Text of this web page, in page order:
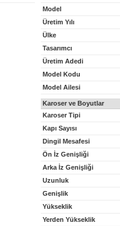
Model
Üretim Yılı
Ülke
Tasarımcı
Üretim Adedi
Model Kodu
Model Ailesi
Karoser ve Boyutlar
Karoser Tipi
Kapı Sayısı
Dingil Mesafesi
Ön İz Genişliği
Arka İz Genişliği
Uzunluk
Genişlik
Yükseklik
Yerden Yükseklik